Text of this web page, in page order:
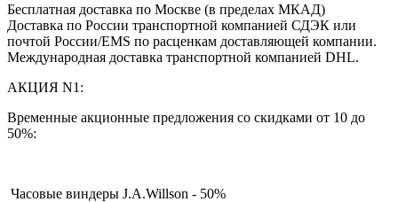
Бесплатная доставка по Москве (в пределах МКАД)
Доставка по России транспортной компанией СДЭК или
почтой России/EMS по расценкам доставляющей компании.
Международная доставка транспортной компанией DHL.
АКЦИЯ N1:
Временные акционные предложения со скидками от 10 до
50%:
Часовые виндеры J.A.Willson - 50%